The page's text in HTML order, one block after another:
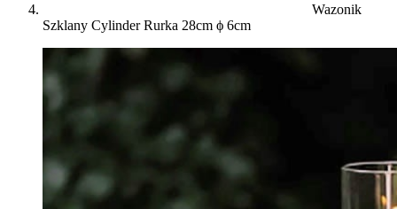
Wazonik
Szklany Cylinder Rurka 28cm ϕ 6cm